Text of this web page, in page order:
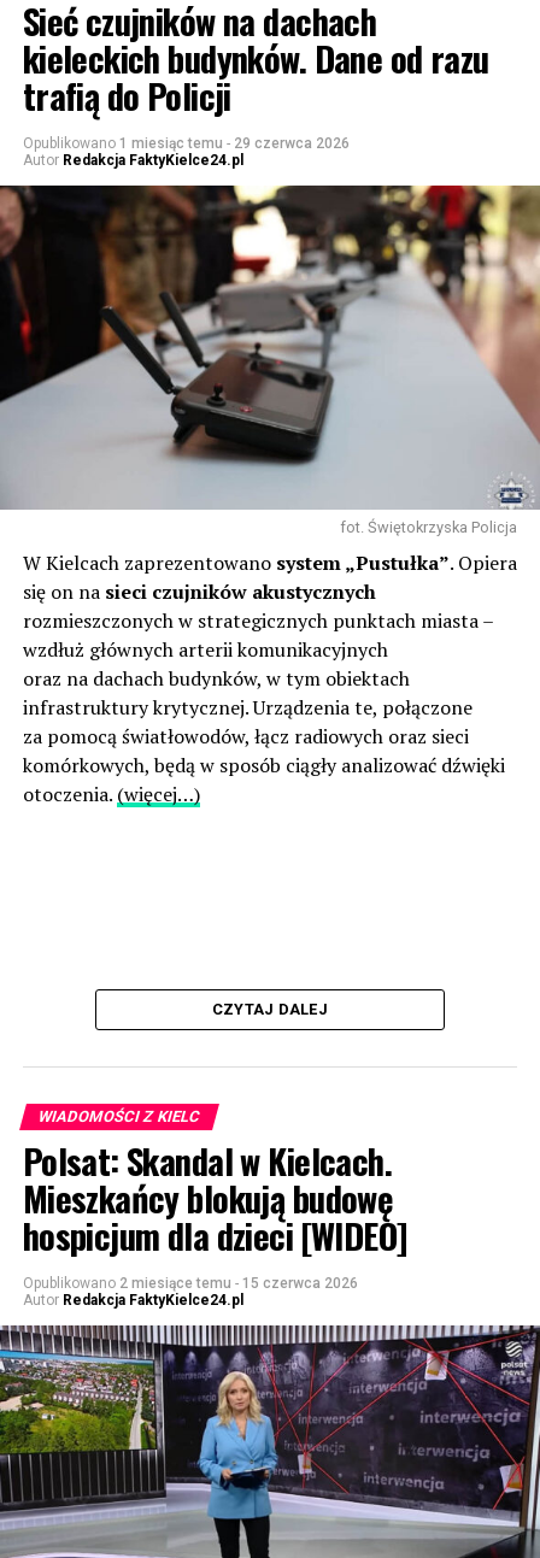
Sieć czujników na dachach
kieleckich budynków. Dane od razu
trafią do Policji
Opublikowano 1 miesiąc temu - 29 czerwca 2026
Autor Redakcja FaktyKielce24.pl
fot. Świętokrzyska Policja
W Kielcach zaprezentowano system „Pustułka”. Opiera
się on na sieci czujników akustycznych
rozmieszczonych w strategicznych punktach miasta –
wzdłuż głównych arterii komunikacyjnych
oraz na dachach budynków, w tym obiektach
infrastruktury krytycznej. Urządzenia te, połączone
za pomocą światłowodów, łącz radiowych oraz sieci
komórkowych, będą w sposób ciągły analizować dźwięki
otoczenia. (więcej…)
CZYTAJ DALEJ
WIADOMOŚCI Z KIELC
Polsat: Skandal w Kielcach.
Mieszkańcy blokują budowę
hospicjum dla dzieci [WIDEO]
Opublikowano 2 miesiące temu - 15 czerwca 2026
Autor Redakcja FaktyKielce24.pl